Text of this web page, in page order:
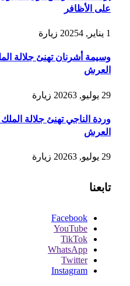
على الأظافر
1 يناير, 2025 4 زيارة
العرش
29 يوليو, 2026 3 زيارة
العرش
29 يوليو, 2026 3 زيارة
تابعنا
Facebook
YouTube
TikTok
WhatsApp
Twitter
Instagram